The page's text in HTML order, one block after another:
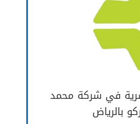
في شركة محمد
بالرياض